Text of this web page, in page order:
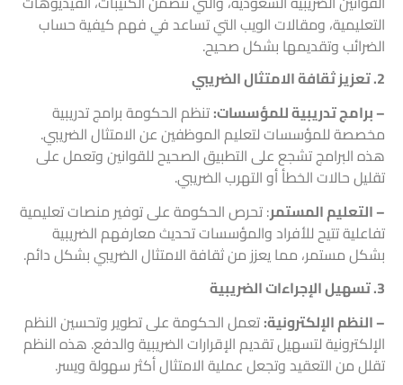
التعليمية، ومقالات الويب التي تساعد في فهم كيفية حساب
الضرائب وتقديمها بشكل صحيح.
2. تعزيز ثقافة الامتثال الضريبي
– برامج تدريبية للمؤسسات:تنظم الحكومة برامج تدريبية
مخصصة للمؤسسات لتعليم الموظفين عن الامتثال الضريبي.
هذه البرامج تشجع على التطبيق الصحيح للقوانين وتعمل على
تقليل حالات الخطأ أو التهرب الضريبي.
– التعليم المستمر: تحرص الحكومة على توفير منصات تعليمية
تفاعلية تتيح للأفراد والمؤسسات تحديث معارفهمالضريبية
بشكل مستمر، مما يعزز من ثقافة الامتثال الضريبي بشكل دائم.
3. تسهيل
الإجراءات الضريبية
– النظم الإلكترونية:تعمل الحكومة على تطوير وتحسين النظم
الإلكترونية لتسهيل تقديم الإقرارات الضريبية والدفع. هذه النظم
تقلل من التعقيد وتجعل عملية الامتثال أكثر سهولة ويسر.